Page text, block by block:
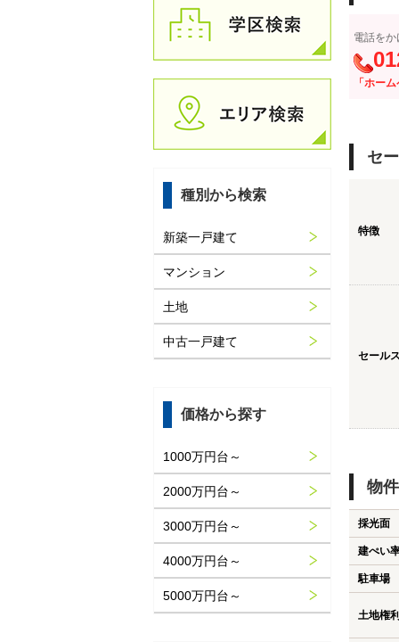
電話を
「ホー
セ
特徴
セール
物
採光面
建ぺい
駐車場
土地権
種別から検索
新築一戸建て
マンション
土地
中古一戸建て
価格から探す
1000万円台～
2000万円台～
3000万円台～
4000万円台～
5000万円台～